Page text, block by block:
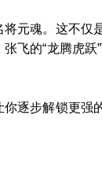
元魂。这不
的“龙腾虎
逐步解锁更强